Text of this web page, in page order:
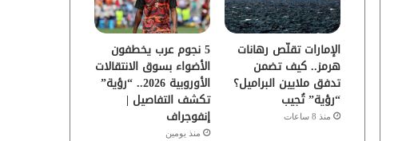
ك
ب
ر
ا
م
الإمارات تقلّص رهانات
هرمز.. كيف تضمن
تدفق ملايين البراميل؟
“رؤية” تُجيب
منذ 8 ساعات
5 نجوم عرب يخطفون
الأضواء بسوق الانتقالات
الأوروبية 2026.. “رؤية”
تكشف التفاصيل |
إنفوجراف
منذ يومين